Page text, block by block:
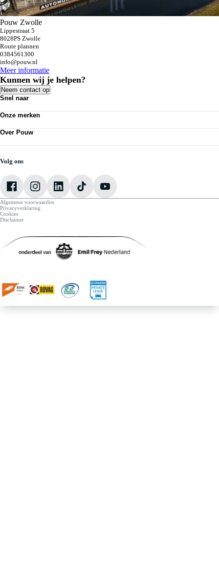
Pouw Zwolle
Lippestraat 5
8028PS Zwolle
Route plannen
0384561300
info@pouw.nl
Meer informatie
Kunnen wij je helpen?
Neem contact op
Snel naar
Bedrijfswagens
Acties
Vestigingen
Onze merken
Audi
Škoda
VW Bedrijfswagens
Over Pouw
Vacatures
Mijn Pouw
Volg ons
Algemene voorwaarden
Privacyverklaring
Cookies
Disclaimer